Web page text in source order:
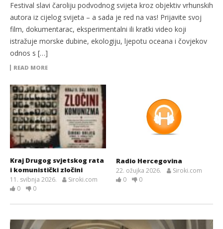
Festival slavi čaroliju podvodnog svijeta kroz objektiv vrhunskih
autora iz cijelog svijeta – a sada je red na vas! Prijavite svoj
film, dokumentarac, eksperimentalni ili kratki video koji
istražuje morske dubine, ekologiju, ljepotu oceana i čovjekov
odnos s […]
READ MORE
Kraj Drugog svjetskog rata
i komunistički zločini
11. svibnja 2026.
Siroki.com
0
0
Radio Hercegovina
22. ožujka 2026.
Siroki.com
0
0